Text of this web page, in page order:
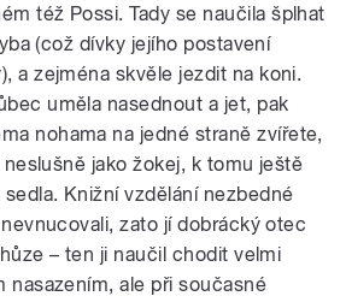
též Possi. Tady se naučila šplhat
(což dívky jejího postavení
a zejména skvěle jezdit na koni.
uměla nasednout a jet, pak
nohama na jedné straně zvířete,
jako žokej, k tomu ještě
Knižní vzdělání nezbedné
zato jí dobrácký otec
– ten ji naučil chodit velmi
nasazením, ale při současné